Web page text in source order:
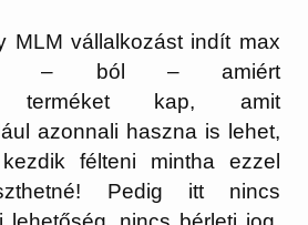
MLM vállalkozást indít max
– ból – amiért
terméket kap, amit
azonnali haszna is lehet,
félteni mintha ezzel
Pedig itt nincs